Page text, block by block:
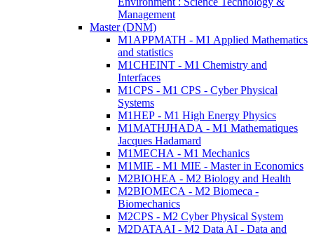
Management
Master (DNM)
M1APPMATH - M1 Applied Mathematics
and statistics
M1CHEINT - M1 Chemistry and
Interfaces
M1CPS - M1 CPS - Cyber Physical
Systems
M1HEP - M1 High Energy Physics
M1MATHJHADA - M1 Mathematiques
Jacques Hadamard
M1MECHA - M1 Mechanics
M1MIE - M1 MIE - Master in Economics
M2BIOHEA - M2 Biology and Health
M2BIOMECA - M2 Biomeca -
Biomechanics
M2CPS - M2 Cyber Physical System
M2DATAAI - M2 Data AI - Data and